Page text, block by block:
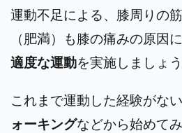
運動不足による、膝周りの
（肥満）も膝の痛みの原因
適度な運動を実施しましょう
これまで運動した経験がな
ォーキングなどから始めて